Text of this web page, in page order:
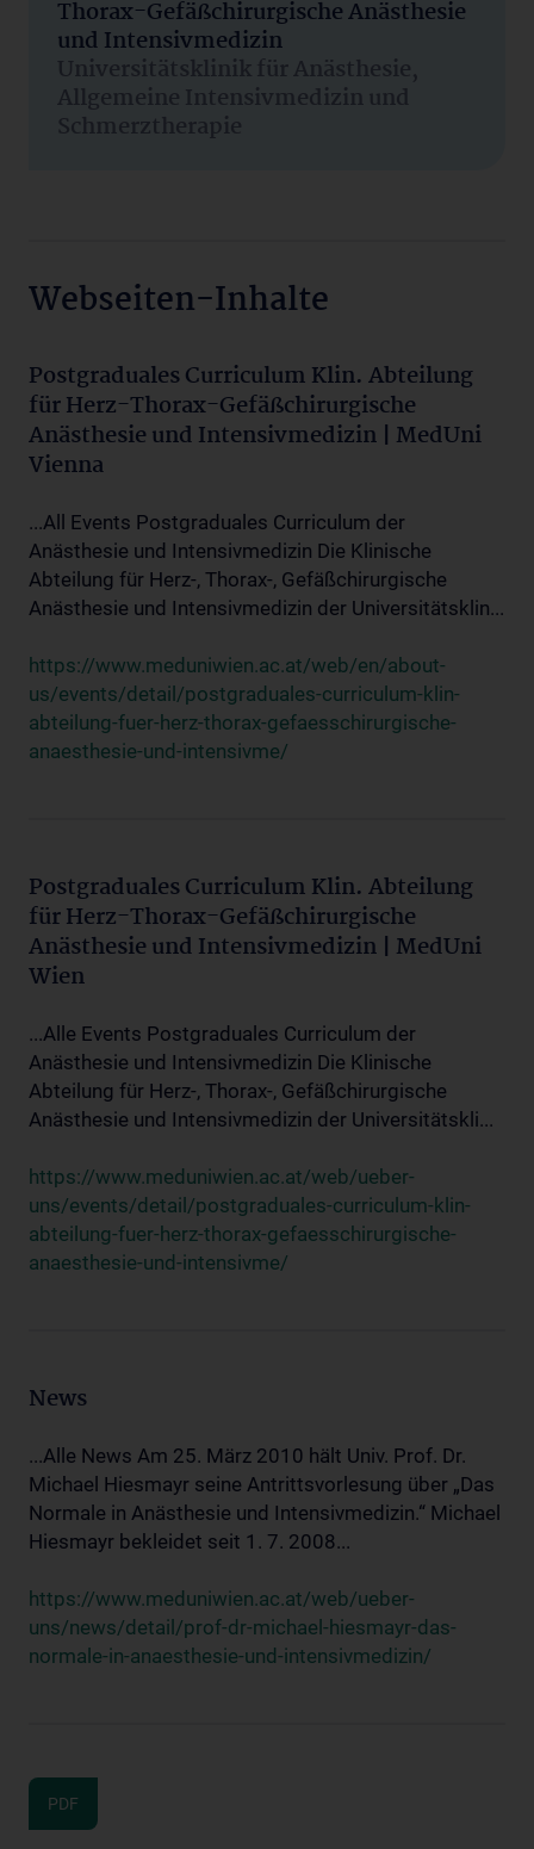
Thorax-Gefäßchirurgische Anästhesie
und Intensivmedizin
Universitätsklinik für Anästhesie,
Allgemeine Intensivmedizin und
Schmerztherapie
Webseiten-Inhalte
Postgraduales Curriculum Klin. Abteilung
für Herz-Thorax-Gefäßchirurgische
Anästhesie und Intensivmedizin | MedUni
Vienna
...All Events Postgraduales Curriculum der
Anästhesie und Intensivmedizin Die Klinische
Abteilung für Herz-, Thorax-, Gefäßchirurgische
Anästhesie und Intensivmedizin der Universitätsklin...
https://www.meduniwien.ac.at/web/en/about-
us/events/detail/postgraduales-curriculum-klin-
abteilung-fuer-herz-thorax-gefaesschirurgische-
anaesthesie-und-intensivme/
Postgraduales Curriculum Klin. Abteilung
für Herz-Thorax-Gefäßchirurgische
Anästhesie und Intensivmedizin | MedUni
Wien
...Alle Events Postgraduales Curriculum der
Anästhesie und Intensivmedizin Die Klinische
Abteilung für Herz-, Thorax-, Gefäßchirurgische
Anästhesie und Intensivmedizin der Universitätskli...
https://www.meduniwien.ac.at/web/ueber-
uns/events/detail/postgraduales-curriculum-klin-
abteilung-fuer-herz-thorax-gefaesschirurgische-
anaesthesie-und-intensivme/
News
...Alle News Am 25. März 2010 hält Univ. Prof. Dr.
Michael Hiesmayr seine Antrittsvorlesung über „Das
Normale in Anästhesie und Intensivmedizin.“ Michael
Hiesmayr bekleidet seit 1. 7. 2008...
https://www.meduniwien.ac.at/web/ueber-
uns/news/detail/prof-dr-michael-hiesmayr-das-
normale-in-anaesthesie-und-intensivmedizin/
PDF